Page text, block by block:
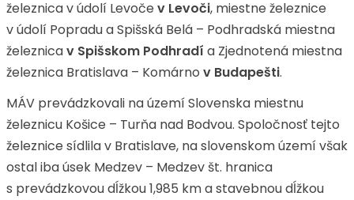
železnica v údolí Levoče v Levoči, miestne železnice
v údolí Popradu a Spišská Belá – Podhradská miestna
železnicav Spišskom Podhradí a Zjednotená miestna
železnica Bratislava – Komárno v Budapešti.
MÁV prevádzkovali na území Slovenska miestnu
železnicu Košice – Turňa nad Bodvou. Spoločnosť tejto
železnice sídlila v Bratislave, na slovenskom území však
ostal iba úsek Medzev – Medzev št. hranica
s prevádzkovou dĺžkou 1,985 km a stavebnou dĺžkou